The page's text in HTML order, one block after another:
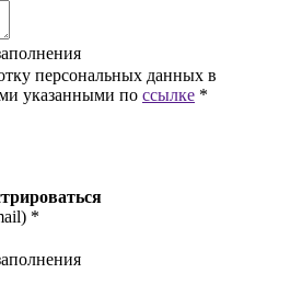
персональных данных в
указанными по ссылке *
*